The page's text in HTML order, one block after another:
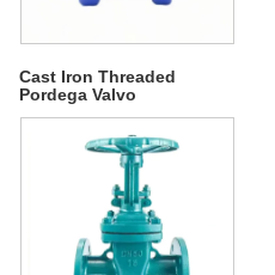
Cast Iron Threaded
Pordega Valvo